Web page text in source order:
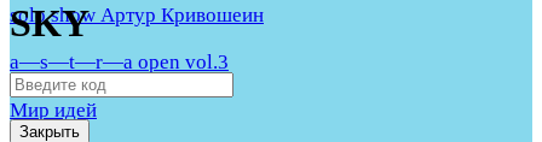
solo show Артур Кривошеин
a—s—t—r—a open vol.3
Мир идей
SKY
Закрыть